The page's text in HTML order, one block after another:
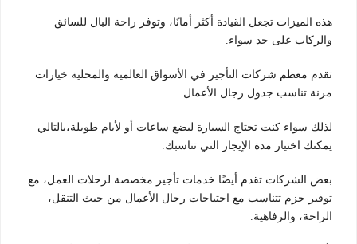
هذه الميزات تجعل القيادة أكثر أمانًا، وتوفر راحة البال للسائق
والركاب على حد سواء.
تقدم معظم شركات التأجير في الأسواق العالمية والمحلية خيارات
مرنة تناسب جدول رجال الأعمال.
لذلك سواء كنت تحتاج السيارة لبضع ساعات أو لأيام طويلة،بالتالي
يمكنك اختيار مدة الإيجار التي تناسبك.
بعض الشركات تقدم أيضًا خدمات تأجير مخصصة لرحلات العمل، مع
توفير حزم تتناسب مع احتياجات رجال الأعمال من حيث التنقل،
الراحة، والرفاهية.